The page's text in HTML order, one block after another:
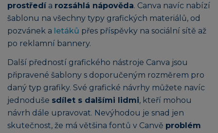
prostředí a rozsáhlá nápověda. Canva navíc nabízí
šablonu na všechny typy grafických materiálů, od
pozvánek a letáků přes příspěvky na sociální sítě až
po reklamní bannery.
Další předností grafického nástroje Canva jsou
připravené šablony s doporučeným rozměrem pro
daný typ grafiky. Své grafické návrhy můžete navíc
jednoduše sdílet s dalšími lidmi, kteří mohou
návrh dále upravovat. Nevýhodou je snad jen
skutečnost, že má většina fontů v Canvě problém